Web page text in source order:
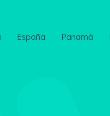
España Panamá